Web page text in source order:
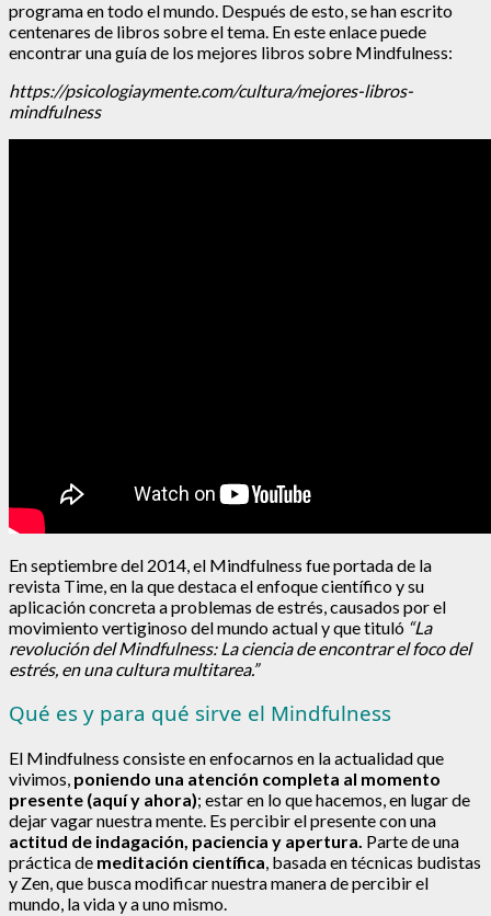
programa en todo el mundo. Después de esto, se han escrito
centenares de libros sobre el tema. En este enlace puede
encontrar una guía de los mejores libros sobre Mindfulness:
https://psicologiaymente.com/cultura/mejores-libros-
mindfulness
En septiembre del 2014, el Mindfulness fue portada de la
revista Time, en la que destaca el enfoque científico y su
aplicación concreta a problemas de estrés, causados por el
movimiento vertiginoso del mundo actual y que tituló “La
revolución del Mindfulness: La ciencia de encontrar el foco del
estrés, en una cultura multitarea.”
Qué es y para qué sirve el Mindfulness
El Mindfulness consiste en enfocarnos en la actualidad que
vivimos, poniendo una atención completa al momento
presente (aquí y ahora); estar en lo que hacemos, en lugar de
dejar vagar nuestra mente. Es percibir el presente con una
actitud de indagación, paciencia y apertura. Parte de una
práctica de meditación científica, basada en técnicas budistas
y Zen, que busca modificar nuestra manera de percibir el
mundo, la vida y a uno mismo.